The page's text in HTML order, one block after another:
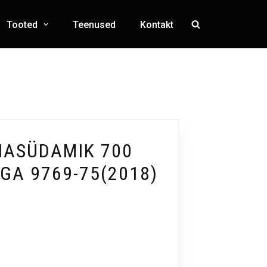
Tooted Teenused Kontakt
700
9769-75(2018)